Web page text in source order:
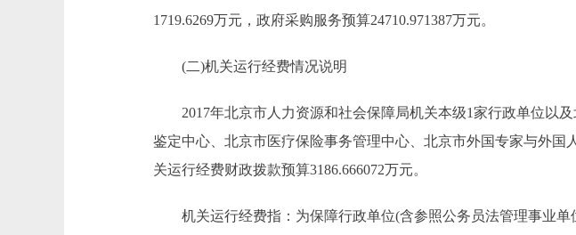
1719.6269万元，政府采购服务预算24710.971387万元。
(二)机关运行经费情况说明
2017年北京市人力资源和社会保障局机关本级1家行政单位以及
鉴定中心、北京市医疗保险事务管理中心、北京市外国专家与外
关运行经费财政拨款预算3186.666072万元。
机关运行经费指：为保障行政单位(含参照公务员法管理事业单